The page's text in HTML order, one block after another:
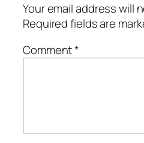
Your email address will
Required fields are
Comment*